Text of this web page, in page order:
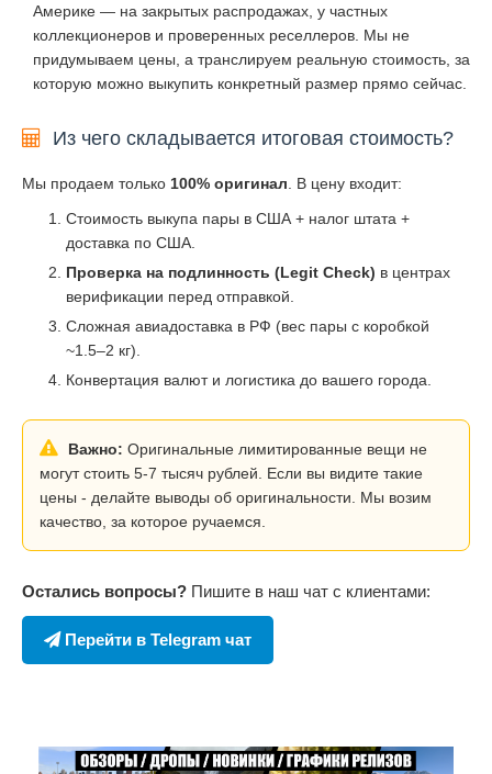
Америке — на закрытых распродажах, у частных
коллекционеров и проверенных реселлеров. Мы не
придумываем цены, а транслируем реальную стоимость, за
которую можно выкупить конкретный размер прямо сейчас.
Из чего складывается итоговая стоимость?
Мы продаем только 100% оригинал . В цену входит:
Стоимость выкупа пары в США + налог штата +
доставка по США.
Проверка на подлинность (Legit Check) в центрах
верификации перед отправкой.
Сложная авиадоставка в РФ (вес пары с коробкой
~1.5–2 кг).
Конвертация валют и логистика до вашего города.
Важно: Оригинальные лимитированные вещи не
могут стоить 5-7 тысяч рублей. Если вы видите такие
цены - делайте выводы об оригинальности. Мы возим
качество, за которое ручаемся.
Остались вопросы? Пишите в наш чат с клиентами:
Перейти в Telegram чат